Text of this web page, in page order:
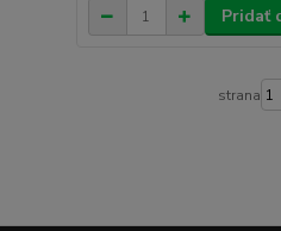
Pridať
strana